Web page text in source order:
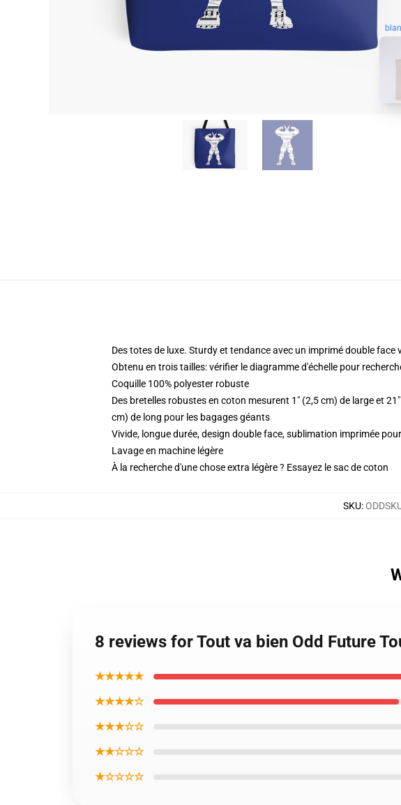
Des totes de luxe. Sturdy et tendance avec un imprimé double face
Obtenu en trois tailles: vérifier le diagramme d'échelle pour
Coquille 100% polyester robuste
Des bretelles robustes en coton mesurent 1" (2,5 cm) de large et
cm) de long pour les bagages géants
Vivide, longue durée, design double face, sublimation imprimée
Lavage en machine légère
À la recherche d'une chose extra légère ? Essayez le sac de coton
SKU:
8 reviews for Tout va bien Odd Future
★★★★★
★★★★☆
★★★☆☆
★★☆☆☆
★☆☆☆☆